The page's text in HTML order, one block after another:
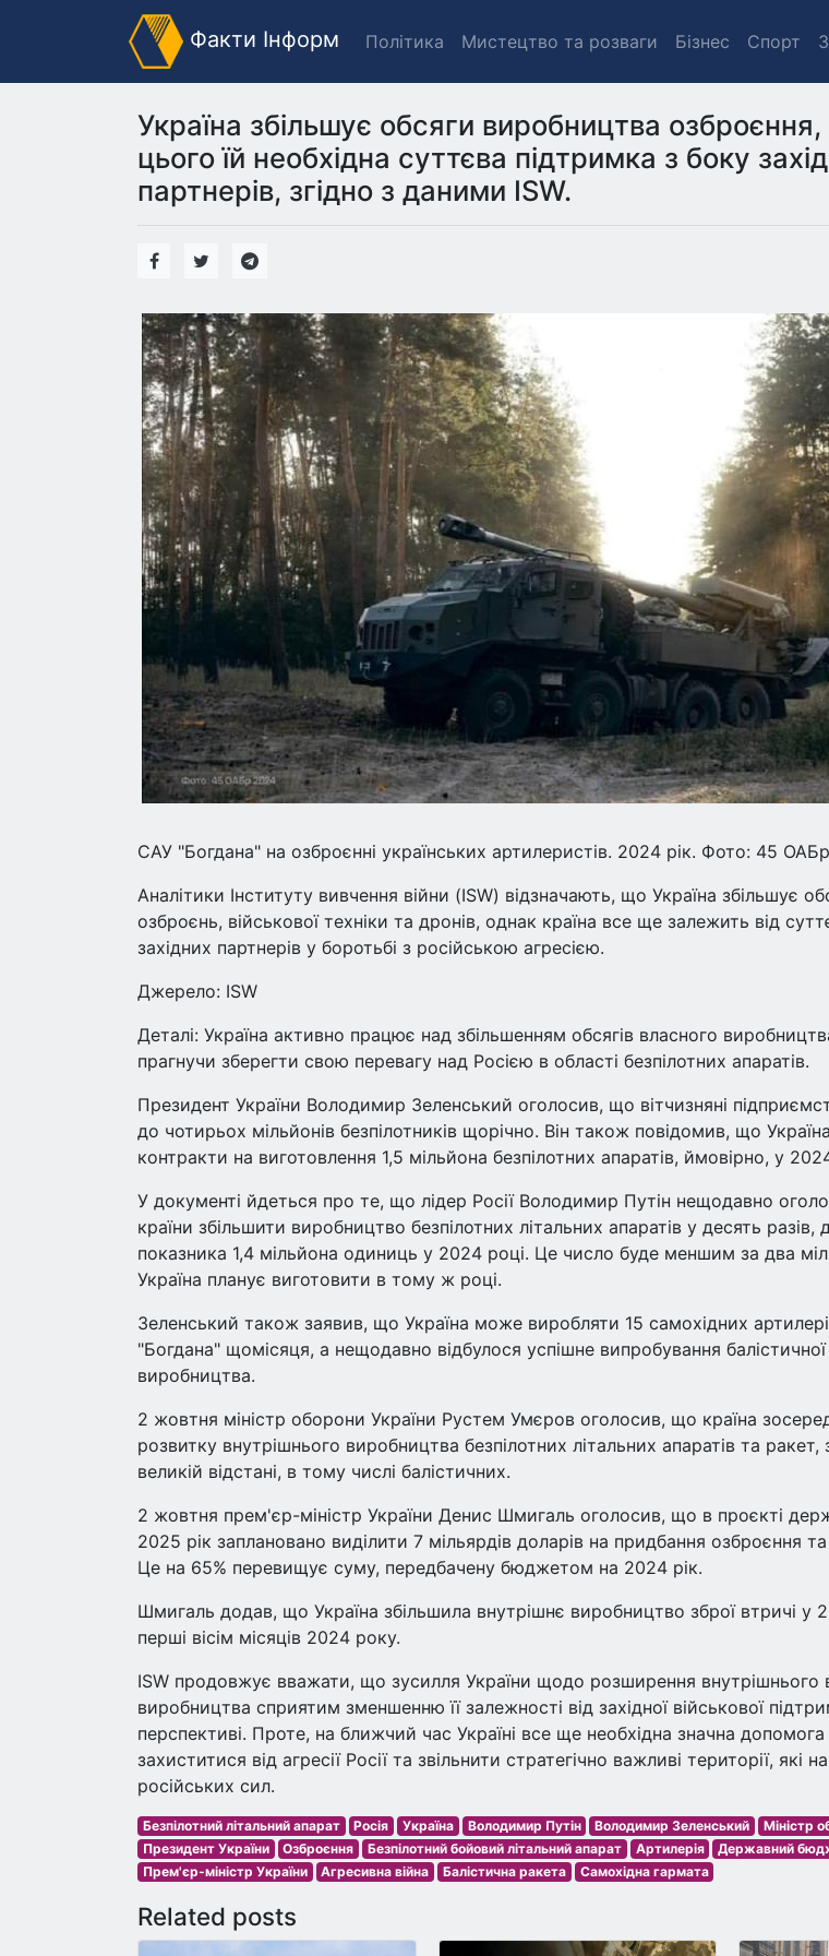
Факти Інформ Політика Мистецтво та розваги Бізнес Спорт
Україна збільшує обсяги виробництва
цього їй необхідна суттєва підтримка з боку
партнерів, згідно з даними ISW.
САУ "Богдана" на озброєнні українських артилеристів. 2024 рік. Фото: 45 ОАБр
Аналітики Інституту вивчення війни (ISW) відзначають, що Україна збільшує
озброєнь, військової техніки та дронів, однак країна все ще залежить від
західних партнерів у боротьбі з російською агресією.
Джерело: ISW
Деталі: Україна активно працює над збільшенням обсягів власного
прагнучи зберегти свою перевагу над Росією в області безпілотних апаратів.
Президент України Володимир Зеленський оголосив, що вітчизняні
до чотирьох мільйонів безпілотників щорічно. Він також повідомив, що
контракти на виготовлення 1,5 мільйона безпілотних апаратів, ймовірно, у
У документі йдеться про те, що лідер Росії Володимир Путін нещодавно
країни збільшити виробництво безпілотних літальних апаратів у десять разів,
показника 1,4 мільйона одиниць у 2024 році. Це число буде меншим за два
Україна планує виготовити в тому ж році.
Зеленський також заявив, що Україна може виробляти 15 самохідних
"Богдана" щомісяця, а нещодавно відбулося успішне випробування
виробництва.
2 жовтня міністр оборони України Рустем Умєров оголосив, що країна
розвитку внутрішнього виробництва безпілотних літальних апаратів та ракет,
великій відстані, в тому числі балістичних.
2 жовтня прем'єр-міністр України Денис Шмигаль оголосив, що в проєкті
2025 рік заплановано виділити 7 мільярдів доларів на придбання озброєння та
Це на 65% перевищує суму, передбачену бюджетом на 2024 рік.
Шмигаль додав, що Україна збільшила внутрішнє виробництво зброї втричі у
перші вісім місяців 2024 року.
ISW продовжує вважати, що зусилля України щодо розширення внутрішнього
виробництва сприятим зменшенню її залежності від західної військової
перспективі. Проте, на ближчий час Україні все ще необхідна значна
захиститися від агресії Росії та звільнити стратегічно важливі території, які
російських сил.
Безпілотний літальний апарат Росія Україна Володимир Путін Володимир Зеленський
Міністр
Президент України
Озброєння Безпілотний бойовий літальний апарат Артилерія
Державний
Прем'єр-міністр України
Агресивна війна Балістична ракета Самохідна гармата
Related posts